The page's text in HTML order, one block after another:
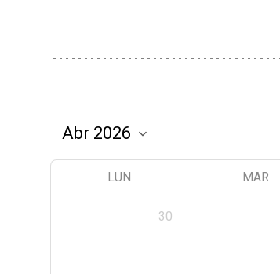
LUN MAR
30